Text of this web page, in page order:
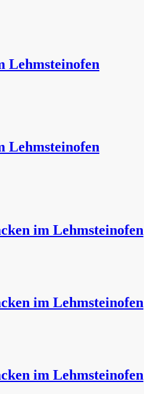
Lehmsteinofen
Lehmsteinofen
im Lehmsteinofen
im Lehmsteinofen
im Lehmsteinofen